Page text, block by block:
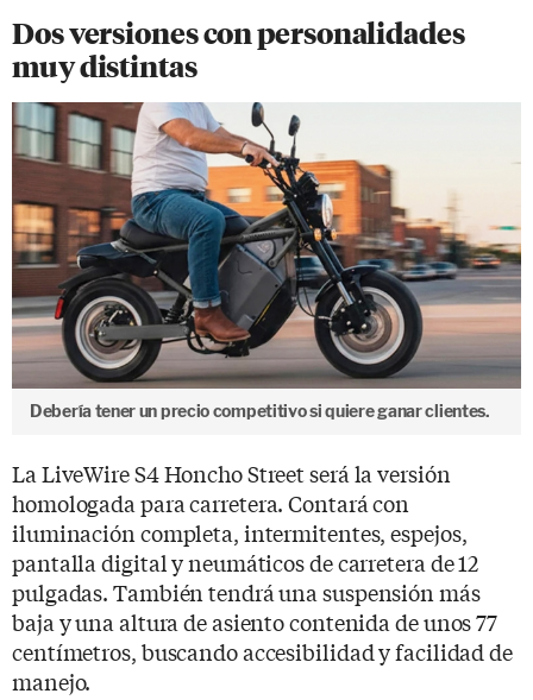
Dos versiones con personalidades
muy distintas
Debería tener un precio competitivo si quiere ganar clientes.
La LiveWire S4 Honcho Street será la versión
homologada para carretera. Contará con
iluminación completa, intermitentes, espejos,
pantalla digital y neumáticos de carretera de 12
pulgadas. También tendrá una suspensión más
baja y una altura de asiento contenida de unos 77
centímetros, buscando accesibilidad y facilidad de
manejo.